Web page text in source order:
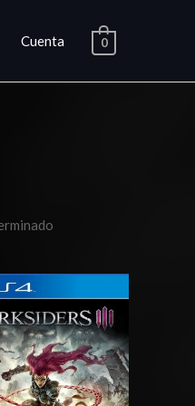
Cuenta 0
Rango
de
precios:
desde
$20.03
hasta
$29.03